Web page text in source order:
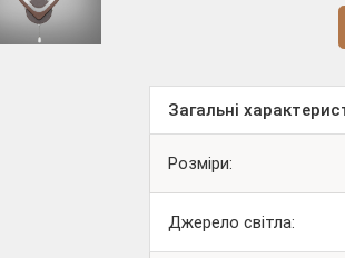
Загальні
Розміри:
Джерело світла: